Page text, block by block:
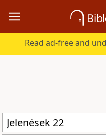
Read ad-free and